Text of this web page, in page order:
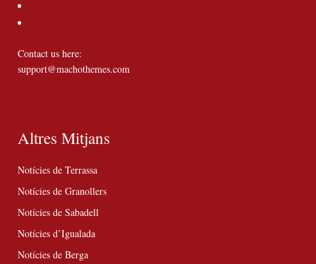
Contact us here:
support@machothemes.com
Altres Mitjans
Notícies de Terrassa
Notícies de Granollers
Notícies de Sabadell
Notícies d’Igualada
Notícies de Berga